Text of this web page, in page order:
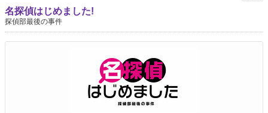
v
i
g
g
名探偵はじめました!
探偵部最後の事件